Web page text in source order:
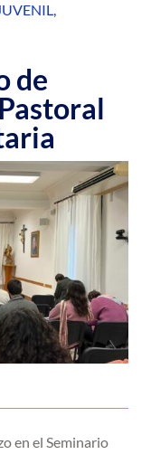
,
de
en el Seminario